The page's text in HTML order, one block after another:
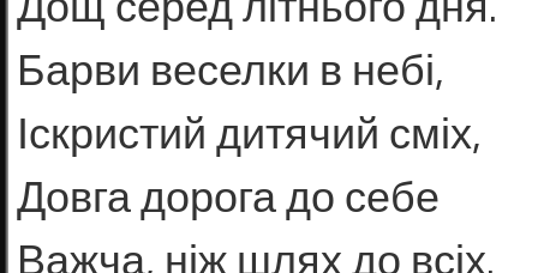
Барви веселки в небі,
Іскристий дитячий сміх,
Довга дорога до себе